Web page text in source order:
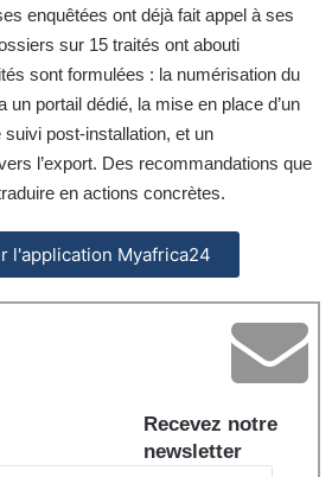
enquêtées ont déjà fait appel à ses
sur 15 traités ont abouti
sont formulées : la numérisation du
portail dédié, la mise en place d’un
post-installation, et un
l’export. Des recommandations que
en actions concrètes.
l'application Myafrica24
Recevez notre
newsletter